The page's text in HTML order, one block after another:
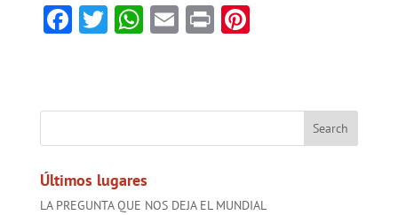
F
b
T
er
W
sA
E
l
Pr Pi
es
Últimos lugares
LA PREGUNTA QUE NOS DEJA EL MUNDIAL